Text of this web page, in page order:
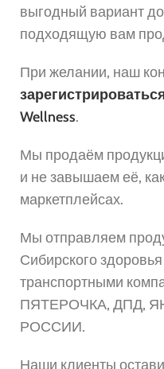
выгодный вариант
подходящую вам
При желании, наш
Wellness.
Мы продаём
и не завышаем её,
маркетплейсах.
Мы отправляем
Сибирского
транспортными
ПЯТЕРОЧКА, ДПД,
РОССИИ.
Наши клиенты